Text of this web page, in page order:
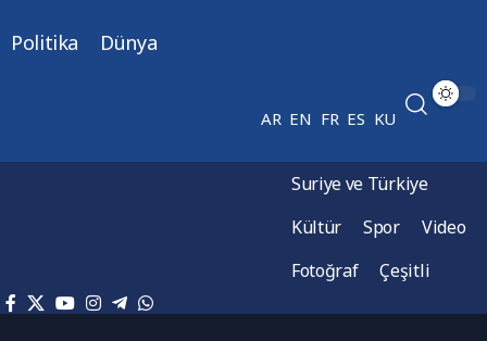
Politika Dünya
AR EN FR ES KU
Suriye ve Türkiye
Kültür
Spor
Video
Fotoğraf
Çeşitli